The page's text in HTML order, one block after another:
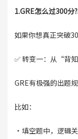
1.GRE怎么过300分
如果你想真正突破
✅ 转变一：从“背
GRE有极强的出题
比如：
·填空题中，逻辑